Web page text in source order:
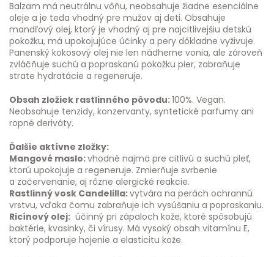
Balzam má neutrálnu vôňu, neobsahuje žiadne esenciálne
oleje a je teda vhodný pre mužov aj deti. Obsahuje
mandľový olej, ktorý je vhodný aj pre najcitlivejšiu detskú
pokožku, má upokojujúce účinky a pery dôkladne vyživuje.
Panenský kokosový olej nie len nádherne vonia, ale zároveň
zvláčňuje suchú a popraskanú pokožku pier, zabraňuje
strate hydratácie a regeneruje.
Obsah zložiek rastlinného pôvodu:100%. Vegan.
Neobsahuje tenzidy, konzervanty, syntetické parfumy ani
ropné deriváty.
Ďalšie aktívne zložky:
Mangové maslo:vhodné najmä pre citlivú a suchú pleť,
ktorú upokojuje a regeneruje. Zmierňuje svrbenie
a začervenanie, aj rôzne alergické reakcie.
Rastlinný vosk Candelilla:vytvára na perách ochrannú
vrstvu, vďaka čomu zabraňuje ich vysúšaniu a popraskaniu.
Ricínový olej: účinný pri zápaloch kože, ktoré spôsobujú
baktérie, kvasinky, či vírusy. Má vysoký obsah vitamínu E,
ktorý podporuje hojenie a elasticitu kože.